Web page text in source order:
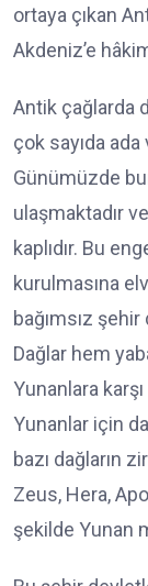
ortaya çıkan
Akdeniz’e
Antik çağlarda
çok sayıda
Günümüzde
ulaşmaktadır
kaplıdır. Bu
kurulmasına
bağımsız
Dağlar hem
Yunanlara
Yunanlar için
bazı dağların
Zeus, Hera,
şekilde Yunan